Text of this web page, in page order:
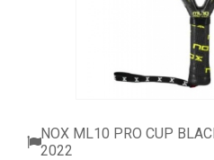
NOX ML10 PRO CUP
2022